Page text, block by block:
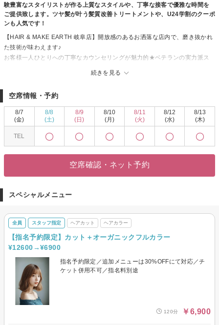
験豊富なスタイリストが作る上質なスタイルや、丁寧な接客で優雅な時間を
ご提供致します。ツヤ髪が叶う髪質改善トリートメントや、U24学割のクーポ
ンも人気です！
続きを見る
【HAIR & MAKE EARTH 岐阜店】開放感のあるお洒落な店内で、磨き抜かれ
た技術が味わえます♪
お客様一人ひとりへの丁寧なカウンセリングが魅力的★ベテランの実力派ス
空席情報・予約
8/7
(金)
TEL
8/8
(土)
8/9
(日)
8/10
(月)
8/11
(火)
8/12
(水)
8/13
(木)
空席確認・ネット予約
スペシャルメニュー
全員 スタッフ指定 ヘアカット ヘアカラー
【指名予約限定】カット＋オーガニックフルカラー
¥12600→¥6900
指名予約限定／追加メニューは30%OFFにて対応／チ
ケット併用不可／指名料別途
120分 ￥6,900